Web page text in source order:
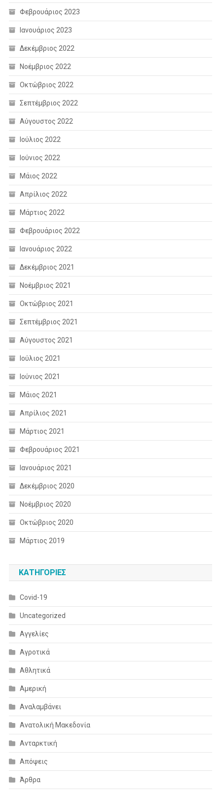
Φεβρουάριος 2023
Ιανουάριος 2023
Δεκέμβριος 2022
Νοέμβριος 2022
Οκτώβριος 2022
Σεπτέμβριος 2022
Αύγουστος 2022
Ιούλιος 2022
Ιούνιος 2022
Μάιος 2022
Απρίλιος 2022
Μάρτιος 2022
Φεβρουάριος 2022
Ιανουάριος 2022
Δεκέμβριος 2021
Νοέμβριος 2021
Οκτώβριος 2021
Σεπτέμβριος 2021
Αύγουστος 2021
Ιούλιος 2021
Ιούνιος 2021
Μάιος 2021
Απρίλιος 2021
Μάρτιος 2021
Φεβρουάριος 2021
Ιανουάριος 2021
Δεκέμβριος 2020
Νοέμβριος 2020
Οκτώβριος 2020
Μάρτιος 2019
KΑΤΗΓΟΡΊΕΣ
Covid-19
Uncategorized
Αγγελίες
Αγροτικά
Αθλητικά
Αμερική
Αναλαμβάνει
Ανατολική Μακεδονία
Ανταρκτική
Απόψεις
Άρθρα